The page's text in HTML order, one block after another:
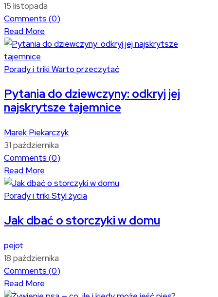
15 listopada
Comments (0)
Read More
Porady i trikiWarto przeczytać
Pytania do dziewczyny: odkryj jej
najskrytsze tajemnice
Marek Piekarczyk
31 października
Comments (0)
Read More
Porady i trikiStyl życia
Jak dbać o storczyki w domu
pejot
18 października
Comments (0)
Read More